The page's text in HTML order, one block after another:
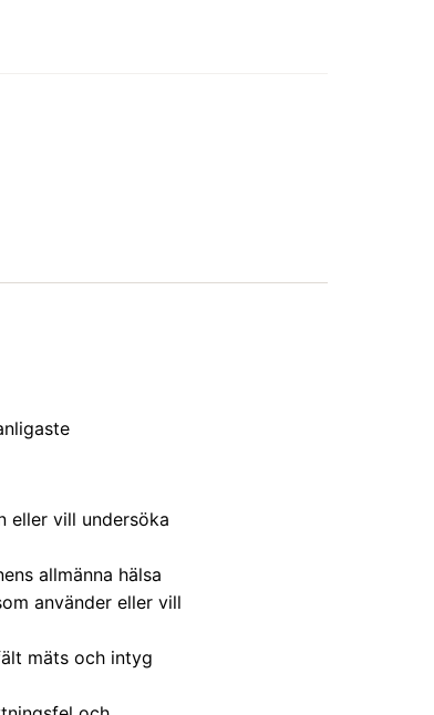
eller vill undersöka
allmänna hälsa
använder eller vill
mäts och intyg